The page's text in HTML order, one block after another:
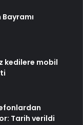
Bayramı
kedilere mobil
Tarih verildi